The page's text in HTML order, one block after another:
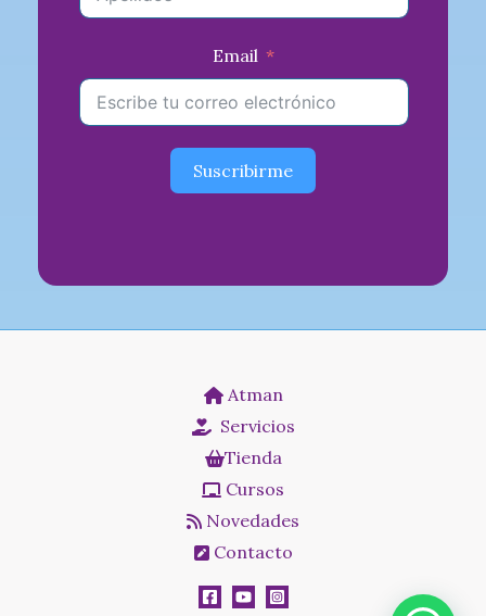
Email
Suscribirme
Atman
Servicios
Tienda
Cursos
Novedades
Contacto